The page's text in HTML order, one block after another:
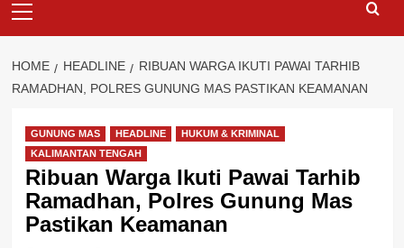
Menu
HOME HEADLINE
RIBUAN WARGA IKUTI PAWAI TARHIB
RAMADHAN, POLRES GUNUNG MAS PASTIKAN KEAMANAN
GUNUNG MAS HEADLINE
HUKUM & KRIMINAL
KALIMANTAN TENGAH
Ribuan Warga Ikuti Pawai Tarhib
Ramadhan, Polres Gunung Mas
Pastikan Keamanan